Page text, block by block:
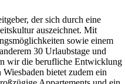
der sich durch eine
auszeichnet. Mit
sowie einem
30 Urlaubstage und
wir die berufliche Entwicklung
bietet zudem ein